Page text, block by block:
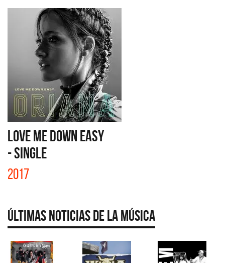
LOVE ME DOWN EASY
- SINGLE
2017
Últimas Noticias de la Música